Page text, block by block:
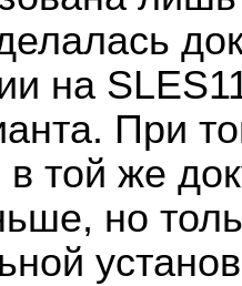
на
При
в той же
но